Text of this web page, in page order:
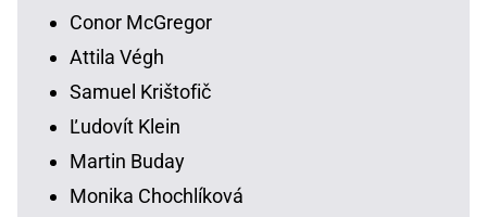
Conor McGregor
Attila Végh
Samuel Krištofič
Ľudovít Klein
Martin Buday
Monika Chochlíková